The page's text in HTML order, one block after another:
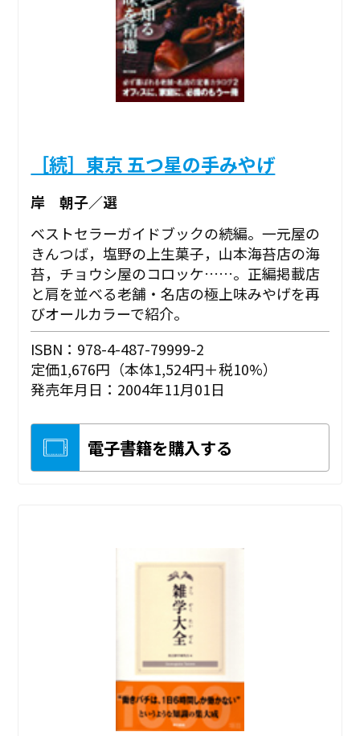
［続］東京 五つ星の手みやげ
岸 朝子／選
ベストセラーガイドブックの続編。一元屋の
きんつば，塩野の上生菓子，山本海苔店の海
苔，チョウシ屋のコロッケ……。正編掲載店
と肩を並べる老舗・名店の極上味みやげを再
びオールカラーで紹介。
ISBN：978-4-487-79999-2
定価1,676円（本体1,524円＋税10%）
発売年月日：2004年11月01日
電子書籍を購入する